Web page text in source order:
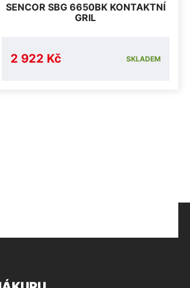
SENCOR SBG 6650BK KONTAKTNÍ
GRIL
2 922 Kč SKLADEM